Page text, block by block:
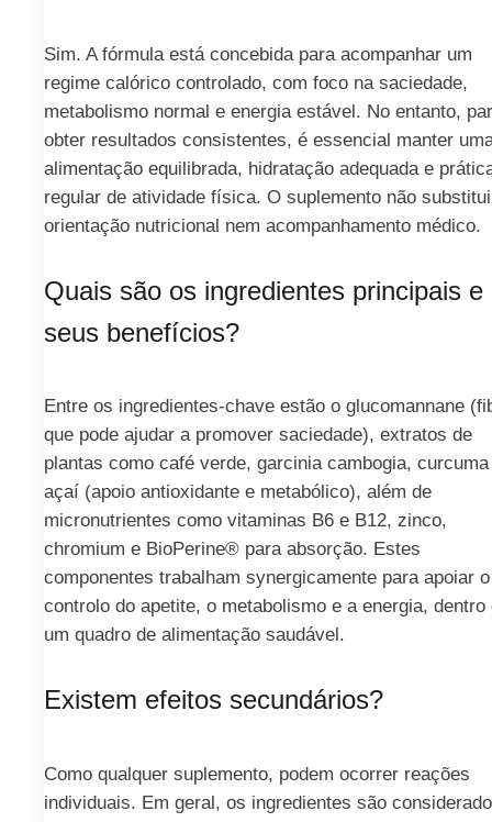
Sim. A fórmula está concebida para acompanhar um
regime calórico controlado, com foco na saciedade,
metabolismo normal e energia estável. No entanto,
obter resultados consistentes, é essencial manter
alimentação equilibrada, hidratação adequada e
regular de atividade física. O suplemento não substitui
orientação nutricional nem acompanhamento médico.
Quais são os ingredientes principais e
seus benefícios?
Entre os ingredientes-chave estão o glucomannane
que pode ajudar a promover saciedade), extratos de
plantas como café verde, garcinia cambogia,
açaí (apoio antioxidante e metabólico), além de
micronutrientes como vitaminas B6 e B12, zinco,
chromium e BioPerine® para absorção. Estes
componentes trabalham synergicamente para apoiar o
controlo do apetite, o metabolismo e a energia, dentro
um quadro de alimentação saudável.
Existem efeitos secundários?
Como qualquer suplemento, podem ocorrer reações
individuais. Em geral, os ingredientes são